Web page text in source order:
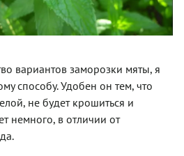
вариантов заморозки мяты, я
способу. Удобен он тем, что
не будет крошиться и
немного, в отличии от